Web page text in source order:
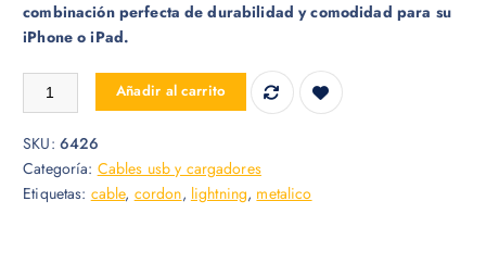
combinación perfecta de durabilidad y comodidad para su
iPhone o iPad.
CABLE IPHONE 2MT TIPO METALICO CORDON cantidad
Añadir al carrito
SKU: 6426
Categoría: Cables usb y cargadores
Etiquetas: cable, cordon, lightning, metalico